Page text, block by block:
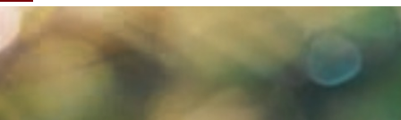
الرئيسية